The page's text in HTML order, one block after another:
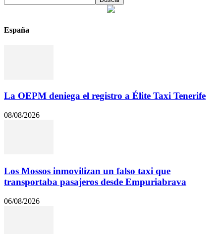
España
La OEPM deniega el registro a Élite Taxi Tenerife
08/08/2026
Los Mossos inmovilizan un falso taxi que
transportaba pasajeros desde Empuriabrava
06/08/2026